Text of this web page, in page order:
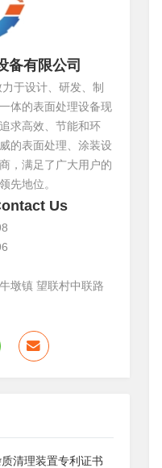
备有限公司
于设计、研发、制
体的表面处理设备现
求高效、节能和环
的表面处理、涂装设
，满足了广大用户的
先地位。
Us
墩镇 望联村中联路
清理装置专利证书